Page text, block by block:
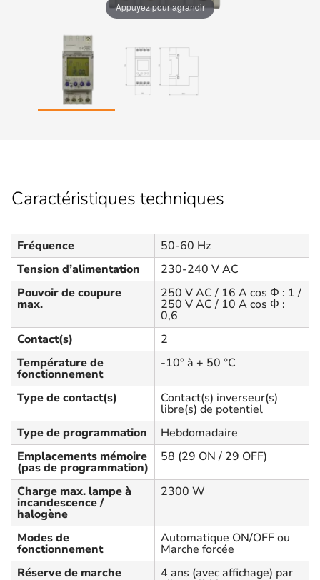
Appuyez pour agrandir
Caractéristiques techniques
Fréquence
50-60 Hz
Tension d’alimentation
230-240 V AC
Pouvoir de coupure
max.
250 V AC / 16 A cos Φ : 1 /
250 V AC / 10 A cos Φ :
0,6
Contact(s)
2
Température de
fonctionnement
-10° à + 50 °C
Type de contact(s) Contact(s) inverseur(s)
libre(s) de potentiel
Type de programmation
Hebdomadaire
Emplacements mémoire
(pas de programmation)
58 (29 ON / 29 OFF)
Charge max. lampe à
incandescence /
halogène
2300 W
Modes de
fonctionnement
Automatique ON/OFF ou
Marche forcée
Réserve de marche
4 ans (avec affichage) par